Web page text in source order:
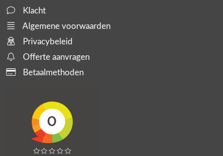
Klacht
Algemene voorwaarden
Privacybeleid
Offerte aanvragen
Betaalmethoden